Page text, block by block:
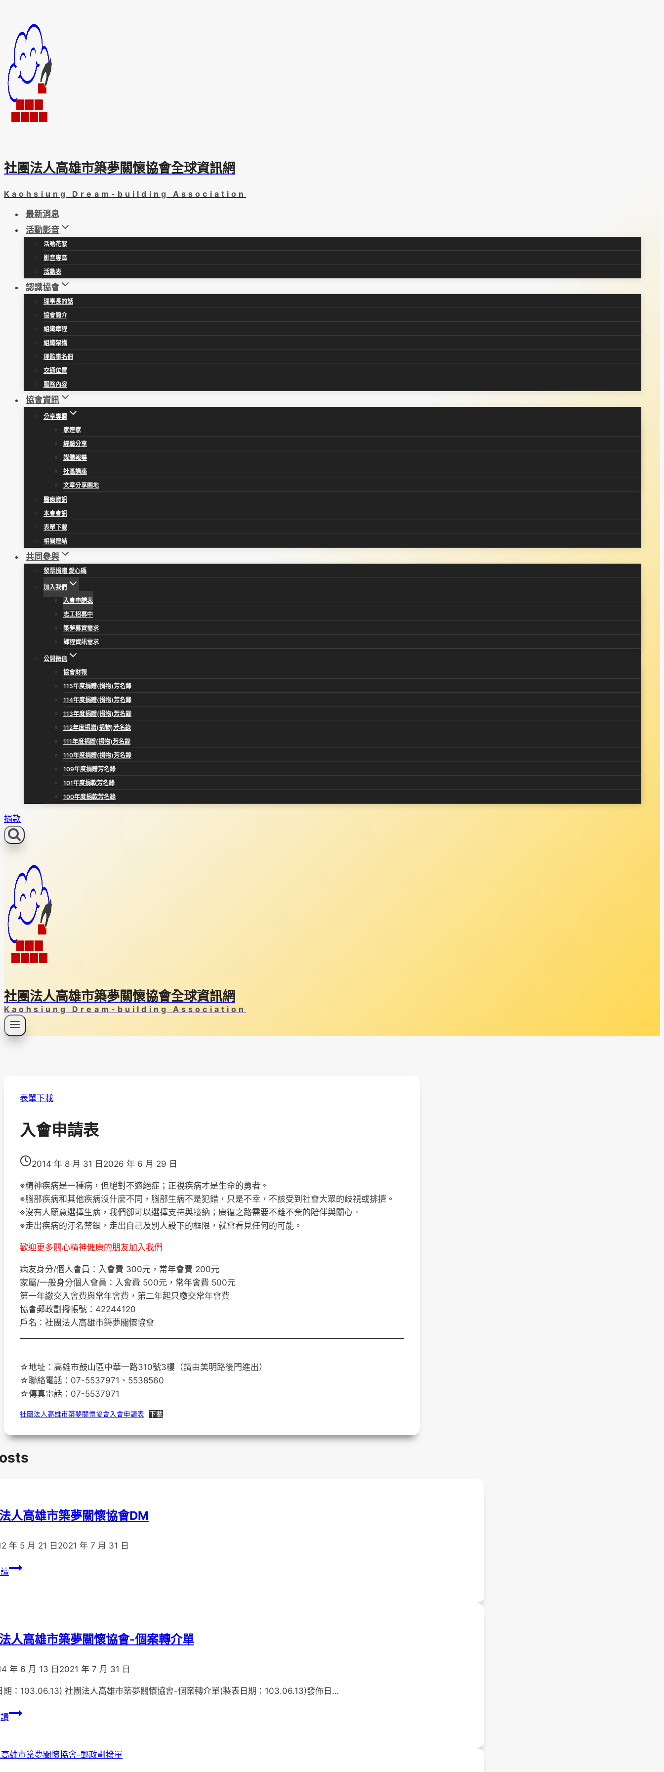
content
社團法人高雄市築夢關懷協會全球資訊網
Kaohsiung Dream-building Association
最新消息
活動影音
活動花絮
影音專區
活動表
認識協會
理事長的話
協會簡介
組織章程
組織架構
理監事名冊
交通位置
服務內容
協會資訊
分享專欄
家連家
經驗分享
媒體報導
社區講座
文章分享園地
醫療資訊
本會會訊
表單下載
相關連結
共同參與
發票捐贈 愛心碼
加入我們
入會申請表
志工招募中
築夢募資需求
課程資訊需求
公開徵信
協會財報
115年度捐贈(捐物)芳名錄
114年度捐贈(捐物)芳名錄
113年度捐贈(捐物)芳名錄
112年度捐贈(捐物)芳名錄
111年度捐贈(捐物)芳名錄
110年度捐贈(捐物)芳名錄
109年度捐贈芳名錄
101年度捐款芳名錄
100年度捐款芳名錄
捐款
社團法人高雄市築夢關懷協會全球資訊網
Kaohsiung Dream-building Association
表單下載
入會申請表
2014 年 8 月 31 日 2026 年 6 月 29 日
※精神疾病是一種病，但絕對不適絕症；正視疾病才是生命的勇者。
※腦部疾病和其他疾病沒什麼不同，腦部生病不是犯錯，只是不幸，不該受到社會大眾的歧視或排擠。
※沒有人願意選擇生病，我們卻可以選擇支持與接納；康復之路需要不離不棄的陪伴與關心。
※走出疾病的汙名禁錮，走出自己及別人設下的框限，就會看見任何的可能。
歡迎更多關心精神健康的朋友加入我們
病友身分/個人會員：入會費 300元，常年會費 200元
家屬/一般身分個人會員：入會費 500元，常年會費 500元
第一年繳交入會費與常年會費，第二年起只繳交常年會費
協會郵政劃撥帳號：42244120
戶名：社團法人高雄市築夢關懷協會
☆地址：高雄市鼓山區中華一路310號3樓（請由美明路後門進出）
☆聯絡電話：07-5537971、5538560
☆傳真電話：07-5537971
社團法人高雄市築夢關懷協會入會申請表 下載
人高雄市築夢關懷協會DM
年 5 月 21 日 2021 年 7 月 31 日
社
雄
市
夢
關
協
人高雄市築夢關懷協會-個案轉介單
年 6 月 13 日 2021 年 7 月 31 日
期：103.06.13) 社團法人高雄市築夢關懷協會-個案轉介單(製表日期：103.06.13)發佈日…
社
人